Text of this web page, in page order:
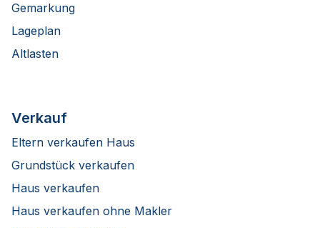
Gemarkung
Lageplan
Altlasten
Verkauf
Eltern verkaufen Haus
Grundstück verkaufen
Haus verkaufen
Haus verkaufen ohne Makler